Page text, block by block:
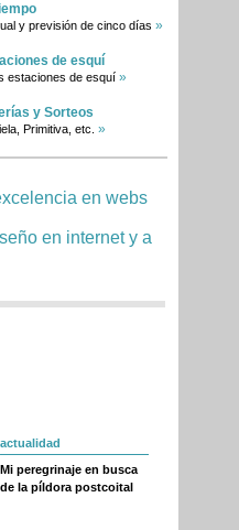
y previsión de cinco días »
de esquí
estaciones de esquí »
y Sorteos
Primitiva, etc. »
actualidad
Mi peregrinaje en busca
de la píldora postcoital